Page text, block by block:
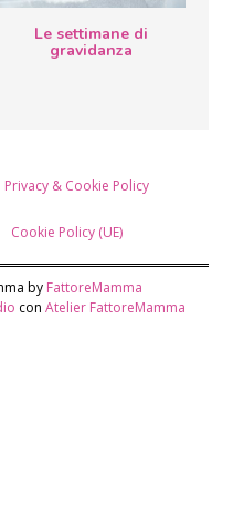
Le settimane di
gravidanza
Privacy & Cookie Policy
Cookie Policy (UE)
by FattoreMamma
con Atelier FattoreMamma